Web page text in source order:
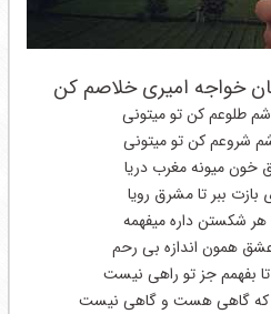
خواجه امیری خلاصم کن
طلوعم کن تو میتونی‌
شروعم کن تو میتونی‌
میونه مغرب دریا
ببر تا مشرق رویا
هر شکستن داره میفهمه
همون اندازه بی‌ رحم
بفهمم جز تو راهی‌ نیست
که گاهی‌ هست و گاهی‌ نیست